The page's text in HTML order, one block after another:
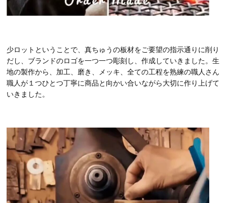
少ロットということで、真ちゅうの板材をご要望の指示通りに削り
だし、ブランドのロゴを一つ一つ彫刻し、作成していきました。生
地の製作から、加工、磨き、メッキ、全ての工程を熟練の職人さん
職人が１つひとつ丁寧に商品と向かい合いながら大切に作り上げて
いきました。